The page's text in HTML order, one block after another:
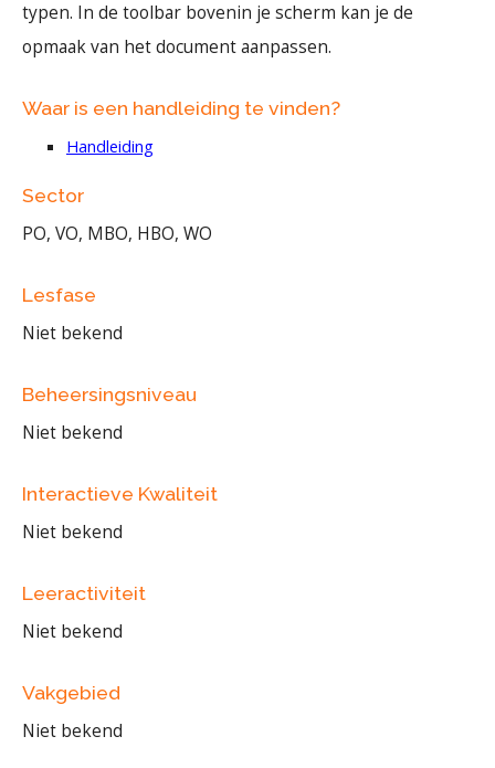
typen. In de toolbar bovenin je scherm kan je de
opmaak van het document aanpassen.
Waar is een handleiding te vinden?
Handleiding
Sector
PO, VO, MBO, HBO, WO
Lesfase
Niet bekend
Beheersingsniveau
Niet bekend
Interactieve Kwaliteit
Niet bekend
Leeractiviteit
Niet bekend
Vakgebied
Niet bekend